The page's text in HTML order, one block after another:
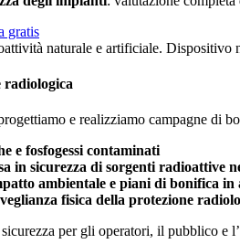
gratis
radiologica
e realizziamo campagne di
e fosfogessi contaminati
in sicurezza di sorgenti radioattive
ambientale e piani di bonifica
fisica della protezione
per gli operatori, il pubblico